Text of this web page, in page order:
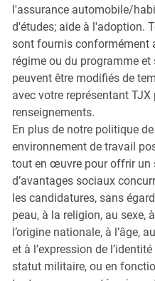
l'assurance automobile/
d'études; aide à l'adoption.
sont fournis conformément
régime ou du programme et
peuvent être modifiés de
avec votre représentant
renseignements.
En plus de notre politique
environnement de travail
tout en œuvre pour offrir un
d’avantages sociaux
les candidatures, sans
peau, à la religion, au sexe,
l’origine nationale, à l’âge,
et à l’expression de
statut militaire, ou en